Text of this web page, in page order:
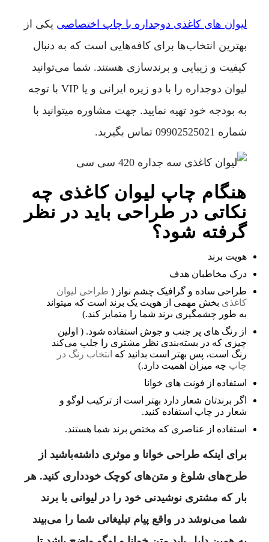
لیوان های کاغذی دوجداره با چاپ اختصاصی یکی از
بهترین انتخاب‌ها برای کافه‌هایی است که به دنبال
کیفیت و زیبایی و برندسازی هستند. شما می‌توانید
لیوان دوجداره را با دو زیره ایرانی و یا VIP با توجه
به بودجه خود تهیه نمایید. جهت مشاوره میتوانید با
شماره 09902525021تماس بگیرید.
هنگام چاپ لیوان کاغذی چه
نکاتی در طراحی باید در نظر
گرفته شود؟
هویت برند
درک مخاطبان هدف
طراحی ساده و گرافیک چشم نواز ( طراحی لیوان
کاغذی بخش مهمی از هویت یک برند است که میتواند
به طور چشمگیری برند شما را متمایز کند.)
از رنگ های پر جنب و جوش استفاده شود. ( اولین
چیزی که در بسته‌بندی نظر مشتری را جلب می‌کند
رنگ است، پس بهتر است بدانید که انتخاب رنگ در
چاپ چه میزان اهمیت دارد.)
استفاده از فونت های خوانا
اگر برندتان شعار دارد بهتر است از ترکیب لوگو و
شعار در چاپ استفاده کنید.
استفاده از عناصری که مختص برند شما هستند.
برای اینکه طراحی خوانا و موثری داشته‌باشید از
طرح‌های شلوغ و متن‌های کوچک خودداری کنید. هر
بار که مشتری نوشیدنی خود را در لیوانی با برند
شما می‌نوشد در واقع پیام تبلیغاتی شما را می‌بیند